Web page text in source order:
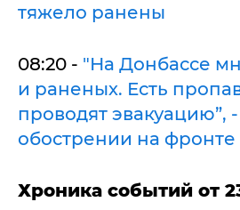
тяжело ранены
08:20 - "На Донбассе
и раненых. Есть
проводят эвакуацию”,
обострении на фронте
Хроника событий от